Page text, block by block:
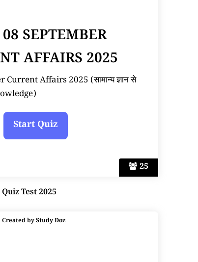
25
SEPTEMBER
AFFAIRS 2025
Current Affairs 2025 (सामान्य ज्ञान से
Test 2025
Created byStudy Doz